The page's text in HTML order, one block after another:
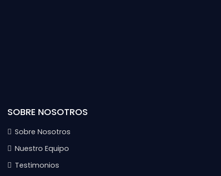
SOBRE NOSOTROS
Sobre Nosotros
Nuestro Equipo
Testimonios